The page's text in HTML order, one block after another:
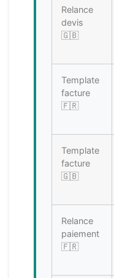
Relance
devis
🇬🇧
Template
facture
🇫🇷
Template
facture
🇬🇧
Relance
paiement
🇫🇷